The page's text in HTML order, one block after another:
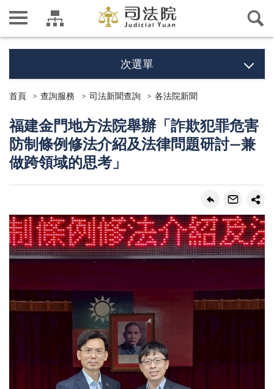
次選單
首頁 查詢服務 司法新聞查詢 各法院新聞
福建金門地方法院舉辦「詐欺犯罪危害
防制條例修法介紹及法律問題研討—兼
做跨領域的思考」